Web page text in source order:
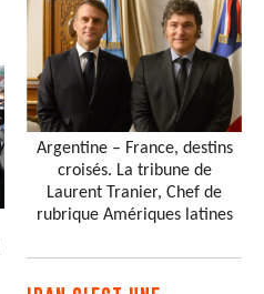
Argentine – France, destins
croisés. La tribune de
Laurent Tranier, Chef de
rubrique Amériques latines